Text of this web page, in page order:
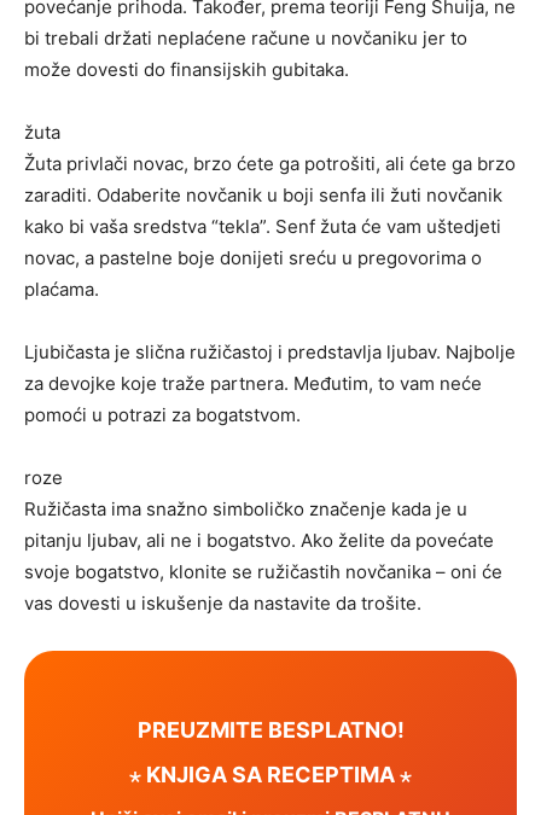
povećanje prihoda. Također, prema teoriji Feng Shuija, ne
bi trebali držati neplaćene račune u novčaniku jer to
može dovesti do finansijskih gubitaka.
žuta
Žuta privlači novac, brzo ćete ga potrošiti, ali ćete ga brzo
zaraditi. Odaberite novčanik u boji senfa ili žuti novčanik
kako bi vaša sredstva “tekla”. Senf žuta će vam uštedjeti
novac, a pastelne boje donijeti sreću u pregovorima o
plaćama.
Ljubičasta je slična ružičastoj i predstavlja ljubav. Najbolje
za devojke koje traže partnera. Međutim, to vam neće
pomoći u potrazi za bogatstvom.
roze
Ružičasta ima snažno simboličko značenje kada je u
pitanju ljubav, ali ne i bogatstvo. Ako želite da povećate
svoje bogatstvo, klonite se ružičastih novčanika – oni će
vas dovesti u iskušenje da nastavite da trošite.
PREUZMITE BESPLATNO!
⋆ KNJIGA SA RECEPTIMA ⋆